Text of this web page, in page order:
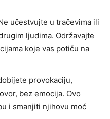
učestvujte u tračevima ili
ljudima. Održavajte
koje vas potiču na
provokaciju,
bez emocija. Ovo
i smanjiti njihovu moć